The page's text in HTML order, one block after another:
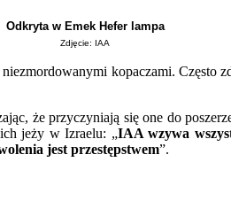
Odkryta w Emek Hefer lampa
Zdjęcie: IAA
kopaczami.
że przyczyniają się one do
jeży w Izraelu: „IAA wzywa
jest przestępstwem”.